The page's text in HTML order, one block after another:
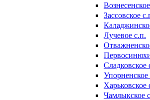
Зассовское
Лучевое с.п.
Сладковское
Упорненское
Харьковское
Чамлыкское